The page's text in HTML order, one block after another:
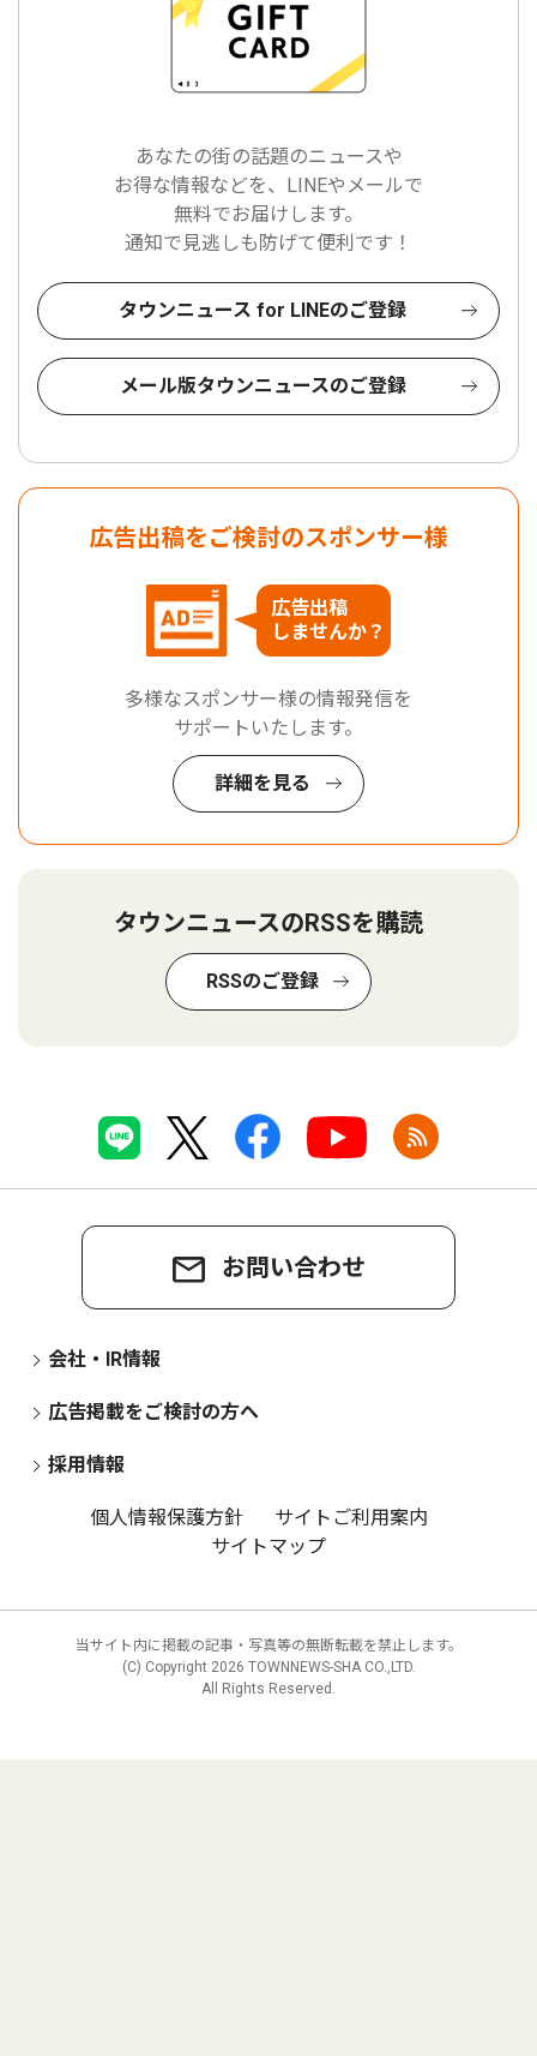
あなたの街の話題のニュースや
お得な情報などを、LINEやメールで
無料でお届けします。
通知で見逃しも防げて便利です！
タウンニュース for LINEのご登録
メール版タウンニュースのご登録
広告出稿をご検討のスポンサー様
広告出稿
しませんか？
多様なスポンサー様の情報発信を
サポートいたします。
詳細を見る
タウンニュースのRSSを購読
RSSのご登録
お問い合わせ
会社・IR情報
広告掲載をご検討の方へ
採用情報
個人情報保護方針
サイトご利用案内
サイトマップ
当サイト内に掲載の記事・写真等の無断転載を禁止します。
(C) Copyright 2026 TOWNNEWS-SHA CO.,LTD.
All Rights Reserved.